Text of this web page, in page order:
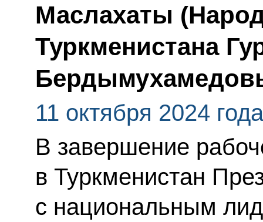
Маслахаты
Туркменистана
11 октября 2024 года
В завершение
в Туркменистан
с национальным